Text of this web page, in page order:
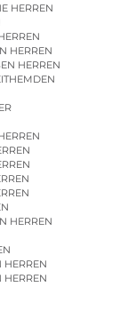
HERREN
HERREN
HERREN
HERREN
HERREN
HERREN